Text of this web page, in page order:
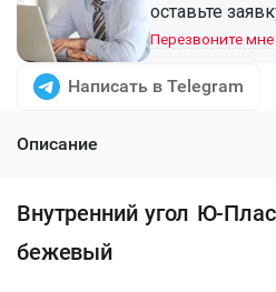
оставьте
Перезвоните мне
Написать в Telegram
Описание
Внутренний угол Ю-
бежевый